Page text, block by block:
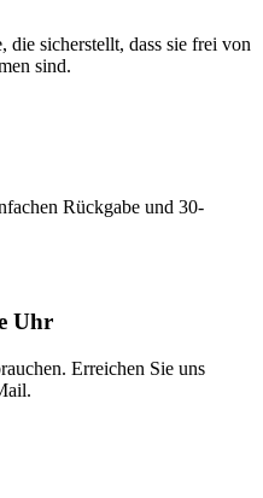
sicherstellt, dass sie frei von
sind.
Rückgabe und 30-
Uhr
Erreichen Sie uns